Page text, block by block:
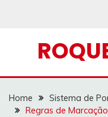
Home
Sistema de
Regras de